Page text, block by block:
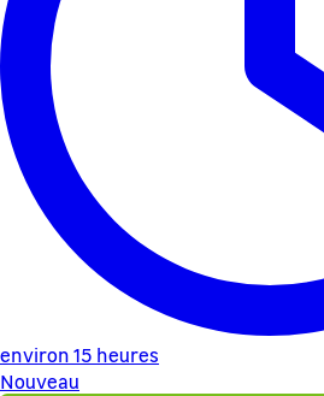
environ 15 heures
Nouveau